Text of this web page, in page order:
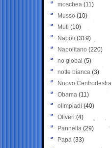
moschea (11)
Musso (10)
Muti (10)
Napoli (319)
Napolitano (220)
no global (5)
notte bianca (3)
Nuovo Centrodestra
Obama (11)
olimpiadi (40)
Oliveri (4)
Pannella (29)
Papa (33)